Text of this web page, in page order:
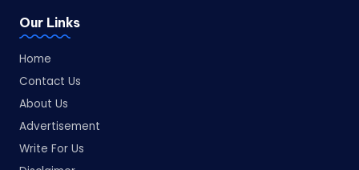
Our Links
Home
Contact Us
About Us
Advertisement
Write For Us